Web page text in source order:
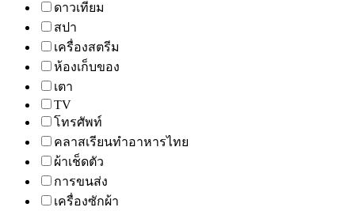
ดาวเทียม
สปา
เครื่องสตรีม
ห้องเก็บของ
เตา
TV
โทรศัพท์
คลาสเรียนทำอาหารไทย
ผ้าเช็ดตัว
การขนส่ง
เครื่องซักผ้า